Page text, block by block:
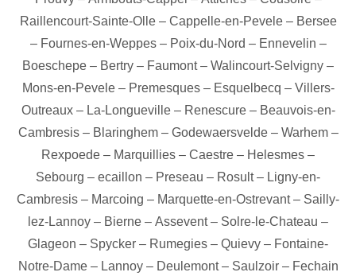
Raillencourt-Sainte-Olle– Cappelle-en-Pevele– Bersee
– Fournes-en-Weppes– Poix-du-Nord – Ennevelin –
Boeschepe – Bertry – Faumont– Walincourt-Selvigny –
Mons-en-Pevele– Premesques– Esquelbecq – Villers-
Outreaux– La-Longueville– Renescure– Beauvois-en-
Cambresis– Blaringhem– Godewaersvelde– Warhem–
Rexpoede – Marquillies – Caestre – Helesmes –
Sebourg – ecaillon – Preseau – Rosult– Ligny-en-
Cambresis – Marcoing – Marquette-en-Ostrevant– Sailly-
lez-Lannoy – Bierne – Assevent– Solre-le-Chateau –
Glageon – Spycker – Rumegies – Quievy – Fontaine-
Notre-Dame– Lannoy– Deulemont– Saulzoir– Fechain